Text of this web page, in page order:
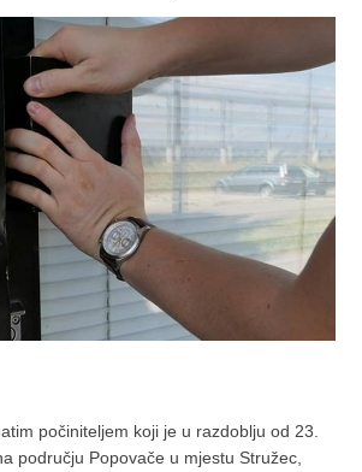
počiniteljem koji je u razdoblju od 23.
području Popovače u mjestu Stružec,